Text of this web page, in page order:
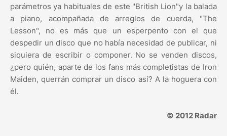
parámetros ya habituales de este "British Lion"y la balada
a piano, acompañada de arreglos de cuerda, "The
Lesson", no es más que un esperpento con el que
despedir un disco que no había necesidad de publicar, ni
siquiera de escribir o componer. No se venden discos,
¿pero quién, aparte de los fans más completistas de Iron
Maiden, querrán comprar un disco así? A la hoguera con
él.
© 2012 Radar